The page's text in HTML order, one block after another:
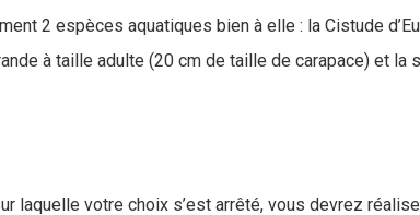
2 espèces aquatiques bien à elle : la Cistude
à taille adulte (20 cm de taille de carapace) et la
laquelle votre choix s’est arrêté, vous devrez